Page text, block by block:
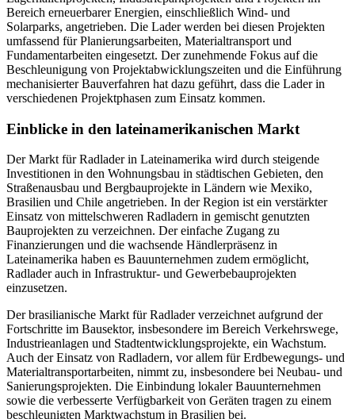
Bereich erneuerbarer Energien, einschließlich Wind- und
Solarparks, angetrieben. Die Lader werden bei diesen Projekten
umfassend für Planierungsarbeiten, Materialtransport und
Fundamentarbeiten eingesetzt. Der zunehmende Fokus auf die
Beschleunigung von Projektabwicklungszeiten und die Einführung
mechanisierter Bauverfahren hat dazu geführt, dass die Lader in
verschiedenen Projektphasen zum Einsatz kommen.
Einblicke in den lateinamerikanischen Markt
Der Markt für Radlader in Lateinamerika wird durch steigende
Investitionen in den Wohnungsbau in städtischen Gebieten, den
Straßenausbau und Bergbauprojekte in Ländern wie Mexiko,
Brasilien und Chile angetrieben. In der Region ist ein verstärkter
Einsatz von mittelschweren Radladern in gemischt genutzten
Bauprojekten zu verzeichnen. Der einfache Zugang zu
Finanzierungen und die wachsende Händlerpräsenz in
Lateinamerika haben es Bauunternehmen zudem ermöglicht,
Radlader auch in Infrastruktur- und Gewerbebauprojekten
einzusetzen.
Der brasilianische Markt für Radlader verzeichnet aufgrund der
Fortschritte im Bausektor, insbesondere im Bereich Verkehrswege,
Industrieanlagen und Stadtentwicklungsprojekte, ein Wachstum.
Auch der Einsatz von Radladern, vor allem für Erdbewegungs- und
Materialtransportarbeiten, nimmt zu, insbesondere bei Neubau- und
Sanierungsprojekten. Die Einbindung lokaler Bauunternehmen
sowie die verbesserte Verfügbarkeit von Geräten tragen zu einem
beschleunigten Marktwachstum in Brasilien bei.